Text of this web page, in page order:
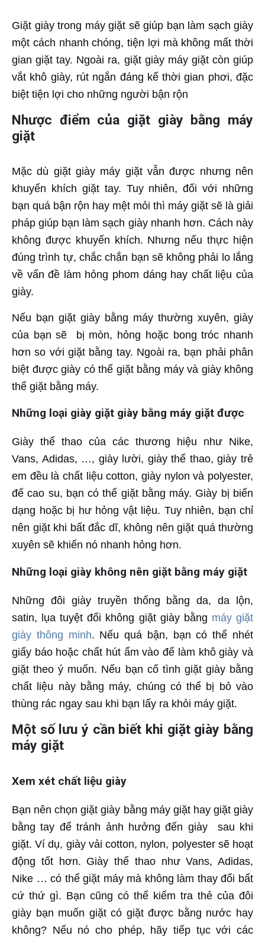
Giặt giày trong máy giặt sẽ giúp bạn làm sạch giày
một cách nhanh chóng, tiện lợi mà không mất thời
gian giặt tay. Ngoài ra, giặt giày máy giặt còn giúp
vắt khô giày, rút ​​ngắn đáng kể thời gian phơi, đặc
biệt tiện lợi cho những người bận rộn
Nhược điểm của giặt giày bằng máy
giặt
Mặc dù giặt giày máy giặt vẫn được nhưng nên
khuyến khích giặt tay. Tuy nhiên, đối với những
bạn quá bận rộn hay mệt mỏi thì máy giặt sẽ là giải
pháp giúp bạn làm sạch giày nhanh hơn. Cách này
không được khuyến khích. Nhưng nếu thực hiện
đúng trình tự, chắc chắn bạn sẽ không phải lo lắng
về vấn đề làm hỏng phom dáng hay chất liệu của
giày.
Nếu bạn giặt giày bằng máy thường xuyên, giày
của bạn sẽ bị mòn, hỏng hoặc bong tróc nhanh
hơn so với giặt bằng tay. Ngoài ra, bạn phải phân
biệt được giày có thể giặt bằng máy và giày không
thể giặt bằng máy.
Những loại giày giặt giày bằng máy giặt được
Giày thể thao của các thương hiệu như Nike,
Vans, Adidas, …, giày lười, giày thể thao, giày trẻ
em đều là chất liệu cotton, giày nylon và polyester,
đế cao su, bạn có thể giặt bằng máy. Giày bị biến
dạng hoặc bị hư hỏng vật liệu. Tuy nhiên, bạn chỉ
nên giặt khi bất đắc dĩ, không nên giặt quá thường
xuyên sẽ khiến nó nhanh hỏng hơn.
Những loại giày không nên giặt bằng máy giặt
Những đôi giày truyền thống bằng da, da lộn,
satin, lụa tuyệt đối không giặt giày bằng máy giặt
giày thông minh. Nếu quá bận, bạn có thể nhét
giấy báo hoặc chất hút ẩm vào để làm khô giày và
giặt theo ý muốn. Nếu bạn cố tình giặt giày bằng
chất liệu này bằng máy, chúng có thể bị bỏ vào
thùng rác ngay sau khi bạn lấy ra khỏi máy giặt.
Một số lưu ý cần biết khi giặt giày bằng
máy giặt
Xem xét chất liệu giày
Bạn nên chọn giặt giày bằng máy giặt hay giặt giày
bằng tay để tránh ảnh hưởng đến giày sau khi
giặt. Ví dụ, giày vải cotton, nylon, polyester sẽ hoạt
động tốt hơn. Giày thể thao như Vans, Adidas,
Nike … có thể giặt máy mà không làm thay đổi bất
cứ thứ gì. Bạn cũng có thể kiểm tra thẻ của đôi
giày bạn muốn giặt có giặt được bằng nước hay
không? Nếu nó cho phép, hãy tiếp tục với các